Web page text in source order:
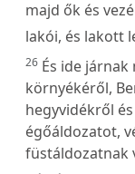
majd ők és
lakói, és lakott
26 És ide járnak
környékéről,
hegyvidékről
égőáldozatot,
füstáldozatnak